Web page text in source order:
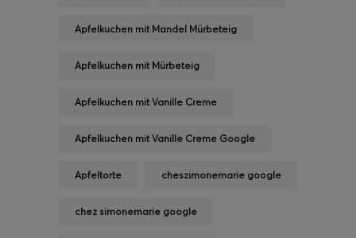
Apfelkuchen mit Mandel Mürbeteig
Apfelkuchen mit Mürbeteig
Apfelkuchen mit Vanille Creme
Apfelkuchen mit Vanille Creme Google
Apfeltorte cheszimonemarie google
chez simonemarie google